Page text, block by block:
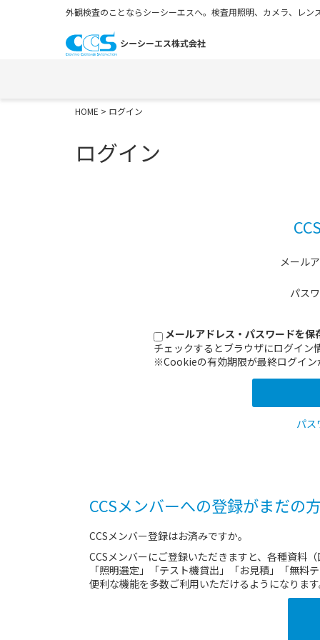
外観検査のことならシーシーエスへ。検査用照明、カメラ、レン
HOME > ログイン
ログイン
メール
パス
メールアドレス・パスワードを保
チェックするとブラウザにログイン
※Cookieの有効期限が最終ログイン
パス
CCSメンバーへの登録がまだの方
CCSメンバー登録はお済みですか。
CCSメンバーにご登録いただきますと、各種資料
「照明選定」「テスト機貸出」「お見積」「無料
便利な機能を多数ご利用いただけるようになります